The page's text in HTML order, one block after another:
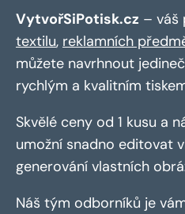
VytvořSiPotisk.cz – váš
textilu, reklamních
můžete navrhnout
rychlým a kvalitním
Skvělé ceny od 1 kusu a
umožní snadno editovat
generování vlastních
Náš tým odborníků je